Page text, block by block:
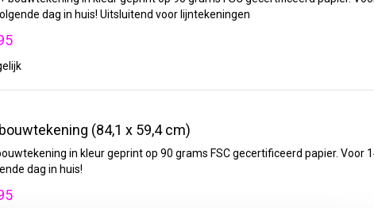
dag in huis! Uitsluitend voor lijntekeningen
(84,1 x 59,4 cm)
in kleur geprint op 90 grams FSC gecertificeerd papier. Voor
dag in huis!